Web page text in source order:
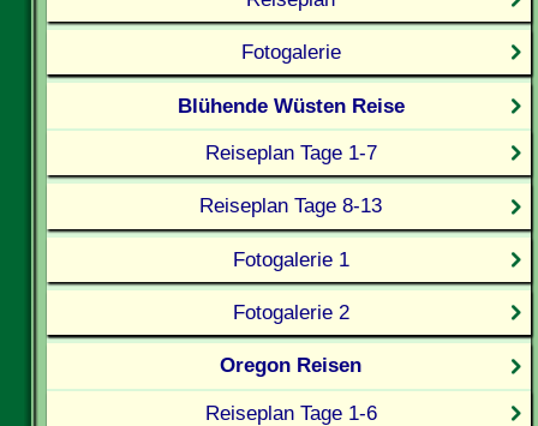
Fotogalerie
Blühende Wüsten Reise
Reiseplan Tage 1-7
Reiseplan Tage 8-13
Fotogalerie 1
Fotogalerie 2
Oregon Reisen
Reiseplan Tage 1-6